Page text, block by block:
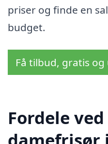
priser og finde en
budget.
Få tilbud, gratis
Fordele